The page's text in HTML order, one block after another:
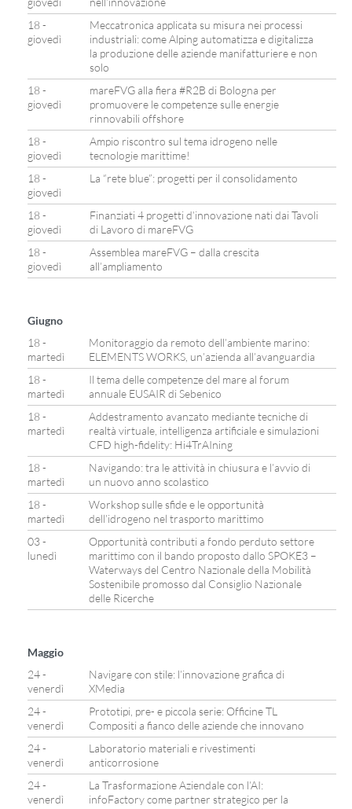
18 -
giovedì
Meccatronica applicata su misura nei processi
industriali: come Alping automatizza e digitalizza
la produzione delle aziende manifatturiere e non
solo
18 -
giovedì
mareFVG alla fiera #R2B di Bologna per
promuovere le competenze sulle energie
rinnovabili offshore
18 -
giovedì
Ampio riscontro sul tema idrogeno nelle
tecnologie marittime!
18 -
giovedì
La “rete blue”: progetti per il consolidamento
18 -
giovedì
Finanziati 4 progetti d’innovazione nati dai Tavoli
di Lavoro di mareFVG
18 -
giovedì
Assemblea mareFVG – dalla crescita
all’ampliamento
Giugno
18 -
martedì
Monitoraggio da remoto dell’ambiente marino:
ELEMENTS WORKS, un’azienda all’avanguardia
18 -
martedì
Il tema delle competenze del mare al forum
annuale EUSAIR di Sebenico
18 -
martedì
Addestramento avanzato mediante tecniche di
realtà virtuale, intelligenza artificiale e simulazioni
CFD high-fidelity: Hi4TrAIning
18 -
martedì
Navigando: tra le attività in chiusura e l’avvio di
un nuovo anno scolastico
18 -
martedì
Workshop sulle sfide e le opportunità
dell’idrogeno nel trasporto marittimo
03 -
lunedì
Opportunità contributi a fondo perduto settore
marittimo con il bando proposto dallo SPOKE3 –
Waterways del Centro Nazionale della Mobilità
Sostenibile promosso dal Consiglio Nazionale
delle Ricerche
Maggio
24 -
venerdì
Navigare con stile: l’innovazione grafica di
XMedia
24 -
venerdì
Prototipi, pre- e piccola serie: Officine TL
Compositi a fianco delle aziende che innovano
24 -
venerdì
Laboratorio materiali e rivestimenti
anticorrosione
24 -
venerdì
La Trasformazione Aziendale con l’AI:
infoFactory come partner strategico per la